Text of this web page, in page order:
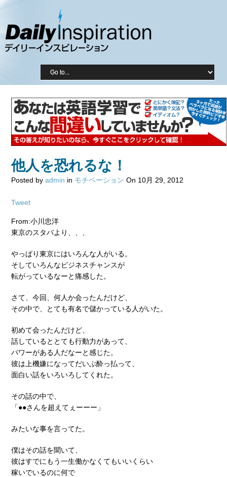
他人を恐れるな！
Posted by admin in モチベーション On 10月 29, 2012
Tweet
From:小川忠洋
東京のスタバより、、、
やっぱり東京にはいろんな人がいる。
そしていろんなビジネスチャンスが
転がっているなーと痛感した。
さて、今回、何人か会ったんだけど、
その中で、とても有名で儲かっている人がいた。
初めて会ったんだけど、
話しているととても行動力があって、
パワーがある人だなーと感じた。
彼は上機嫌になってだいぶ酔っ払って、
面白い話をいろいろしてくれた。
その話の中で、
「●●さんを超えてぇーーー」
みたいな事を言ってた。
僕はその話を聞いて、
彼はすでにもう一生働かなくてもいいくらい
稼いでいるのに何で